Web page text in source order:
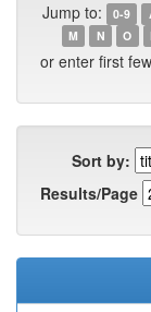
Jump to: 0-9
M
N O
or enter first
Sort by:
Results/Page